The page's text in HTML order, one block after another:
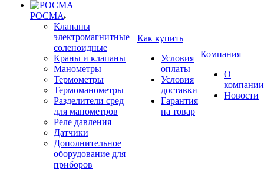
РОСМА
Клапаны
электромагнитные
соленоидные
Краны и клапаны
Манометры
Термометры
Термоманометры
Разделители сред
для манометров
Реле давления
Датчики
Дополнительное
оборудование для
приборов
Как купить
Условия
оплаты
Условия
доставки
Гарантия
на товар
Компания
О
компании
Новости